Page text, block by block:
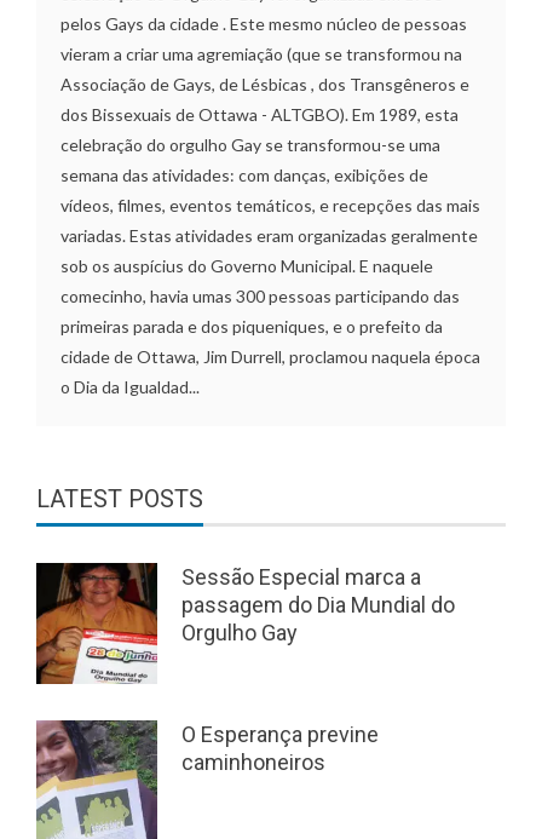
pelos Gays da cidade . Este mesmo núcleo de pessoas
vieram a criar uma agremiação (que se transformou na
Associação de Gays, de Lésbicas , dos Transgêneros e
dos Bissexuais de Ottawa - ALTGBO). Em 1989, esta
celebração do orgulho Gay se transformou-se uma
semana das atividades: com danças, exibições de
vídeos, filmes, eventos temáticos, e recepções das mais
variadas. Estas atividades eram organizadas geralmente
sob os auspícius do Governo Municipal. E naquele
comecinho, havia umas 300 pessoas participando das
primeiras parada e dos piqueniques, e o prefeito da
cidade de Ottawa, Jim Durrell, proclamou naquela época
o Dia da Igualdad...
LATEST POSTS
Sessão Especial marca a
passagem do Dia Mundial do
Orgulho Gay
O Esperança previne
caminhoneiros